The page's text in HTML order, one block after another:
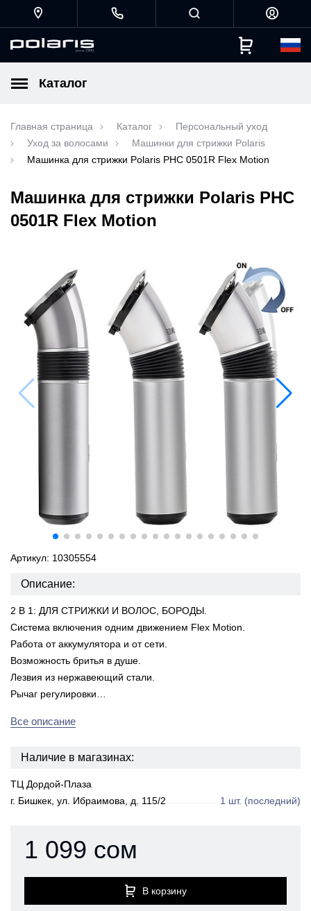
Каталог
Главная страница Каталог
Персональный уход
Уход за волосами
Машинки для стрижки Polaris
Машинка для стрижки Polaris PHC 0501R Flex Motion
Машинка для стрижки Polaris PHC
0501R Flex Motion
Артикул: 10305554
Описание:
2 В 1: ДЛЯ СТРИЖКИ И ВОЛОС, БОРОДЫ.
Система включения одним движением Flex Motion.
Работа от аккумулятора и от сети.
Возможность бритья в душе.
Лезвия из нержавеющий стали.
Рычаг регулировки…
Все описание
Наличие в магазинах:
ТЦ Дордой-Плаза
г. Бишкек, ул. Ибраимова, д. 115/2
1 шт.(последний)
1 099 сом
В корзину